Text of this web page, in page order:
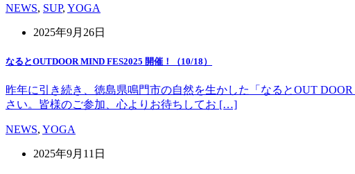
NEWS, SUP, YOGA
2025年9月26日
なるとOUTDOOR MIND FES2025 開催！（10/18）
昨年に引き続き、徳島県鳴門市の自然を生かした「なるとOUT
さい。皆様のご参加、心よりお待ちしてお […]
NEWS, YOGA
2025年9月11日